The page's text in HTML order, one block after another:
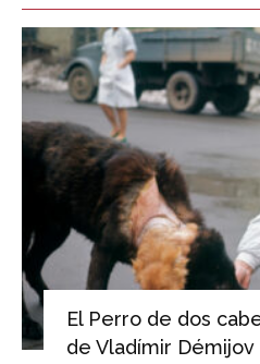
El Perro de dos
de Vladímir